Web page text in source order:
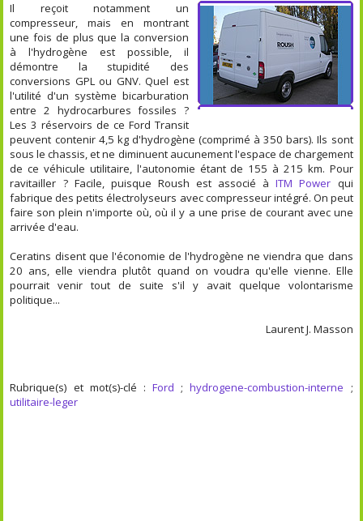
Il reçoit notamment un
compresseur, mais en montrant
une fois de plus que la conversion
à l'hydrogène est possible, il
démontre la stupidité des
conversions GPL ou GNV. Quel est
l'utilité d'un système bicarburation
entre 2 hydrocarbures fossiles ?
Les 3 réservoirs de ce Ford Transit
peuvent contenir 4,5 kg d'hydrogène (comprimé à 350 bars). Ils sont
sous le chassis, et ne diminuent aucunement l'espace de chargement
de ce véhicule utilitaire, l'autonomie étant de 155 à 215 km. Pour
ravitailler ? Facile, puisque Roush est associé àITM Power qui
fabrique des petits électrolyseurs avec compresseur intégré. On peut
faire son plein n'importe où, où il y a une prise de courant avec une
arrivée d'eau.
Ceratins disent que l'économie de l'hydrogène ne viendra que dans
20 ans, elle viendra plutôt quand on voudra qu'elle vienne. Elle
pourrait venir tout de suite s'il y avait quelque volontarisme
politique...
Laurent J. Masson
Rubrique(s) et mot(s)-clé :Ford ;hydrogene-combustion-interne ;
utilitaire-leger